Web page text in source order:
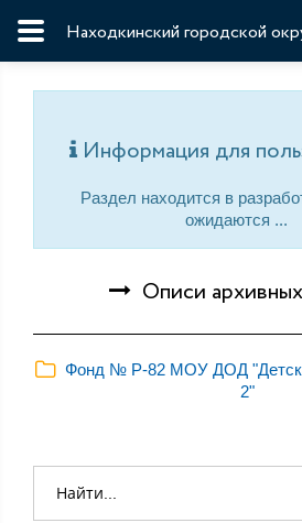
Находкинский городской
Информация для
Раздел находится в
ожидаются ...
Описи
Фонд № Р-82 МОУ ДОД
2"